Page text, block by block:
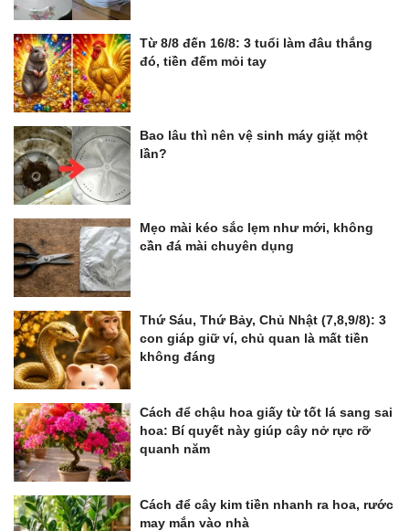
Từ 8/8 đến 16/8: 3 tuổi làm đâu thắng
đó, tiền đếm mỏi tay
Bao lâu thì nên vệ sinh máy giặt một
lần?
Mẹo mài kéo sắc lẹm như mới, không
cần đá mài chuyên dụng
Thứ Sáu, Thứ Bảy, Chủ Nhật (7,8,9/8): 3
con giáp giữ ví, chủ quan là mất tiền
không đáng
Cách để chậu hoa giấy từ tốt lá sang sai
hoa: Bí quyết này giúp cây nở rực rỡ
quanh năm
Cách để cây kim tiền nhanh ra hoa, rước
may mắn vào nhà